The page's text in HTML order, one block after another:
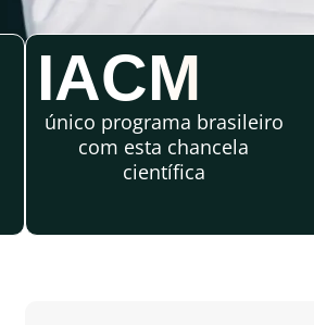
IACM
único programa brasileiro
com esta chancela
científica